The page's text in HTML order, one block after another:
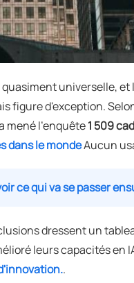
universelle,
figure d'exception.
mené l'enquête1 509
dans le mondeAucun
ce qui va se passer
dressent un
leurs capacités en
.